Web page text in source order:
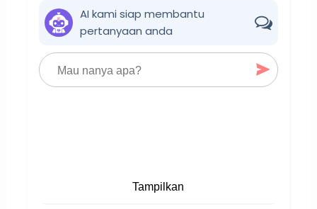
AI kami siap membantu
pertanyaan anda
Tampilkan